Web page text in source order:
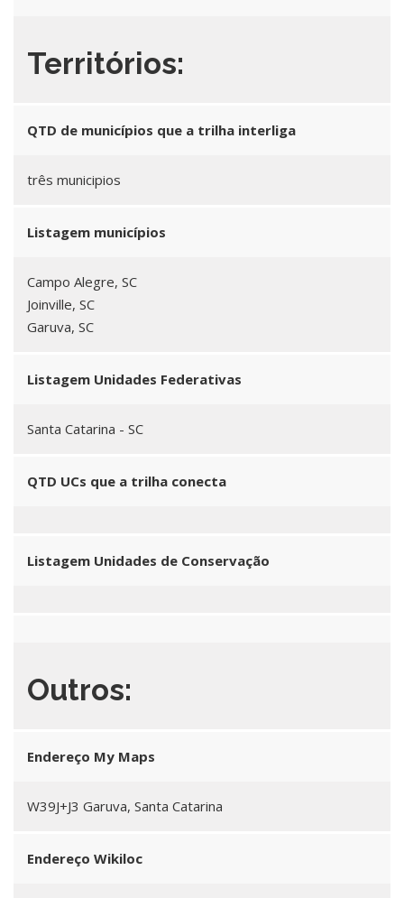
Territórios:
QTD de municípios que a trilha interliga
três municipios
Listagem municípios
Campo Alegre, SC
Joinville, SC
Garuva, SC
Listagem Unidades Federativas
Santa Catarina - SC
QTD UCs que a trilha conecta
Listagem Unidades de Conservação
Outros:
Endereço My Maps
W39J+J3 Garuva, Santa Catarina
Endereço Wikiloc